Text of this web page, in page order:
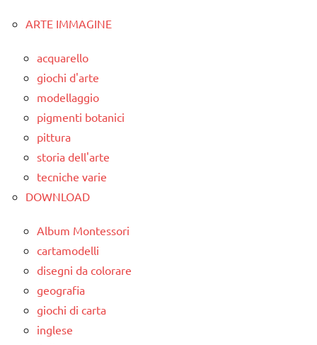
ARTE IMMAGINE
acquarello
giochi d'arte
modellaggio
pigmenti botanici
pittura
storia dell'arte
tecniche varie
DOWNLOAD
Album Montessori
cartamodelli
disegni da colorare
geografia
giochi di carta
inglese